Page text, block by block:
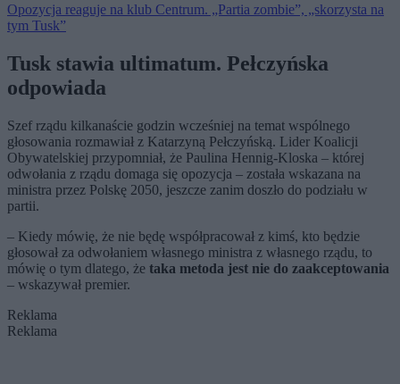
Opozycja reaguje na klub Centrum. „Partia zombie”, „skorzysta na
tym Tusk”
Tusk stawia ultimatum. Pełczyńska
odpowiada
Szef rządu kilkanaście godzin wcześniej na temat wspólnego
głosowania rozmawiał z Katarzyną Pełczyńską. Lider Koalicji
Obywatelskiej przypomniał, że Paulina Hennig-Kloska – której
odwołania z rządu domaga się opozycja – została wskazana na
ministra przez Polskę 2050, jeszcze zanim doszło do podziału w
partii.
– Kiedy mówię, że nie będę współpracował z kimś, kto będzie
głosował za odwołaniem własnego ministra z własnego rządu, to
mówię o tym dlatego, że taka metoda jest nie do zaakceptowania
– wskazywał premier.
Reklama
Reklama